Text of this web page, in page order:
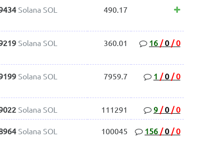
Solana SOL 490.17
Solana SOL 360.01 16 / 0 / 0
Solana SOL 7959.7 1 / 0 / 0
Solana SOL 111291 9 / 0 / 0
Solana SOL 100045 156 / 0 / 0